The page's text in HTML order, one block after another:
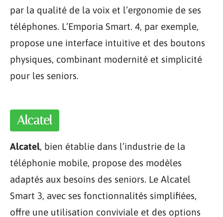
par la qualité de la voix et l’ergonomie de ses
téléphones. L’Emporia Smart. 4, par exemple,
propose une interface intuitive et des boutons
physiques, combinant modernité et simplicité
pour les seniors.
Alcatel
Alcatel, bien établie dans l’industrie de la
téléphonie mobile, propose des modèles
adaptés aux besoins des seniors. Le Alcatel
Smart 3, avec ses fonctionnalités simplifiées,
offre une utilisation conviviale et des options